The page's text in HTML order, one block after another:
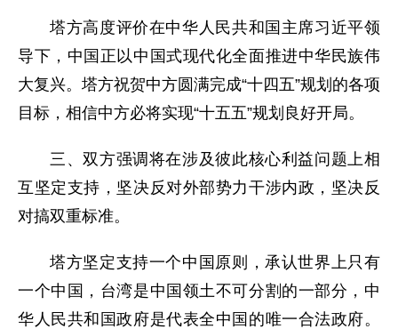
塔方高度评价在中华人民共和国主席习近平领
导下，中国正以中国式现代化全面推进中华民族伟
大复兴。塔方祝贺中方圆满完成“十四五”规划的各项
目标，相信中方必将实现“十五五”规划良好开局。
三、双方强调将在涉及彼此核心利益问题上相
互坚定支持，坚决反对外部势力干涉内政，坚决反
对搞双重标准。
塔方坚定支持一个中国原则，承认世界上只有
一个中国，台湾是中国领土不可分割的一部分，中
华人民共和国政府是代表全中国的唯一合法政府。